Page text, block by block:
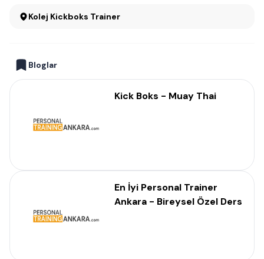
Kolej Kickboks Trainer
Bloglar
Kick Boks - Muay Thai
En İyi Personal Trainer
Ankara - Bireysel Özel Ders